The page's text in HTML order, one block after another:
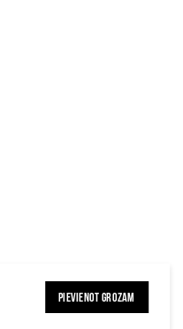
PIEVIENOT GROZAM